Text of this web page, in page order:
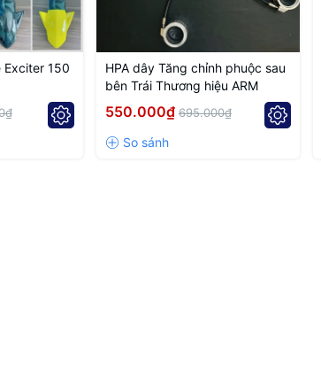
150
HPA dây Tăng chỉnh phuộc sau
bên Trái Thương hiệu ARM
550.000₫ 695.000₫